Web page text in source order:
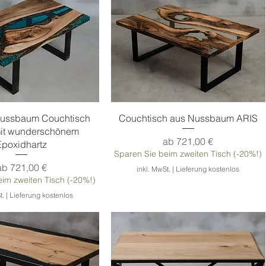
Couchtisch
wunderschönem
721,00 €
Preis
zweiten Tisch (-20%!)
| Lieferung kostenlos
Schnellansicht
Couchtisch aus Nussbaum ARIS
ab 721,00 €
Sale-Preis
Sparen Sie beim zweiten Tisch (-20%!)
inkl. MwSt. | Lieferung kostenlos